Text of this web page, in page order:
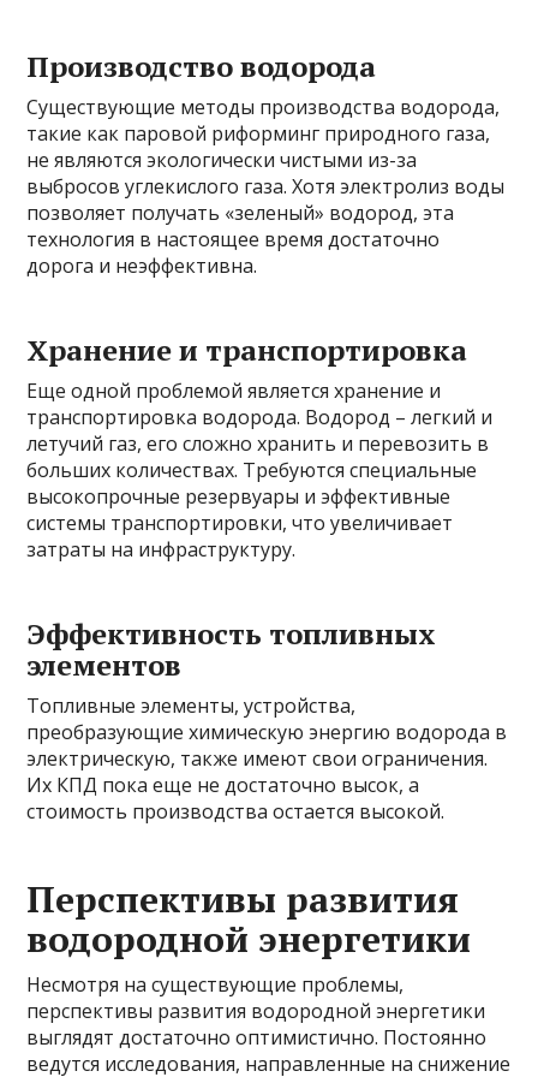
Производство водорода
Существующие методы производства водорода,
такие как паровой риформинг природного газа,
не являются экологически чистыми из-за
выбросов углекислого газа. Хотя электролиз воды
позволяет получать «зеленый» водород, эта
технология в настоящее время достаточно
дорога и неэффективна.
Хранение и транспортировка
Еще одной проблемой является хранение и
транспортировка водорода. Водород – легкий и
летучий газ, его сложно хранить и перевозить в
больших количествах. Требуются специальные
высокопрочные резервуары и эффективные
системы транспортировки, что увеличивает
затраты на инфраструктуру.
Эффективность топливных
элементов
Топливные элементы, устройства,
преобразующие химическую энергию водорода в
электрическую, также имеют свои ограничения.
Их КПД пока еще не достаточно высок, а
стоимость производства остается высокой.
Перспективы развития
водородной энергетики
Несмотря на существующие проблемы,
перспективы развития водородной энергетики
выглядят достаточно оптимистично. Постоянно
ведутся исследования, направленные на снижение